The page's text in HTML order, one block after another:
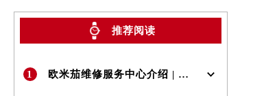
推荐阅读
1 欧米茄维修服务中心介绍 | OMEGA